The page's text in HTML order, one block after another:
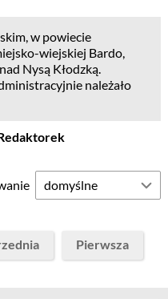
w powiecie
wiejskiej Bardo,
Nysą Kłodzką.
należało
Pierwsza